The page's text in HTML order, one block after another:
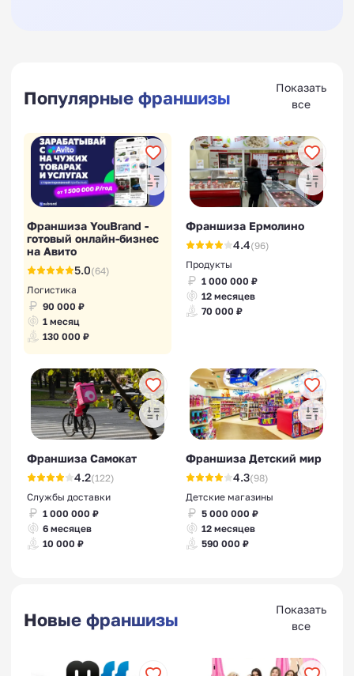
Популярные франшизы
Показать
все
Франшиза YouBrand -
готовый онлайн-бизнес
на Авито
5.0(64)
Логистика
90 000 ₽
1 месяц
130 000 ₽
Франшиза Ермолино
4.4(96)
Продукты
1 000 000 ₽
12 месяцев
70 000 ₽
Франшиза Самокат
4.2(122)
Службы доставки
1 000 000 ₽
6 месяцев
10 000 ₽
Франшиза Детский мир
4.3(98)
Детские магазины
5 000 000 ₽
12 месяцев
590 000 ₽
Новые франшизы
Показать
все